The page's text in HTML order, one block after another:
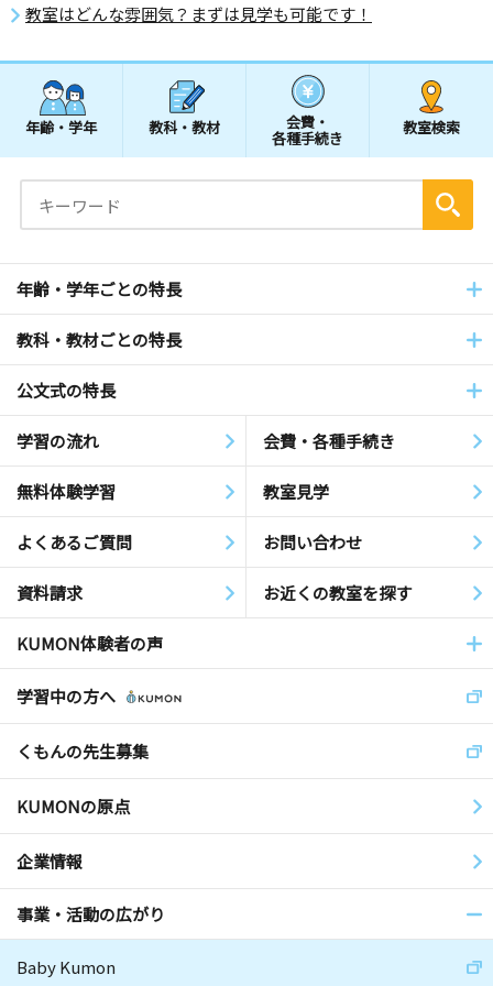
教室はどんな雰囲気？まずは見学も可能です！
年齢・学年 教科・教材 会費・
各種手続き
教室検索
年齢・学年ごとの特長
教科・教材ごとの特長
公文式の特長
学習の流れ 会費・各種手続き
無料体験学習 教室見学
よくあるご質問 お問い合わせ
資料請求 お近くの教室を探す
KUMON体験者の声
学習中の方へ
くもんの先生募集
KUMONの原点
企業情報
事業・活動の広がり
Baby Kumon